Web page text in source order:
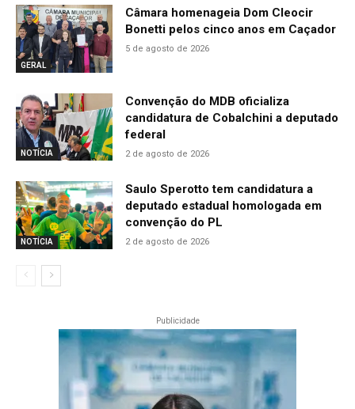
GERAL
Câmara homenageia Dom Cleocir
Bonetti pelos cinco anos em Caçador
5 de agosto de 2026
NOTÍCIA
Convenção do MDB oficializa
candidatura de Cobalchini a deputado
federal
2 de agosto de 2026
NOTÍCIA
Saulo Sperotto tem candidatura a
deputado estadual homologada em
convenção do PL
2 de agosto de 2026
Publicidade